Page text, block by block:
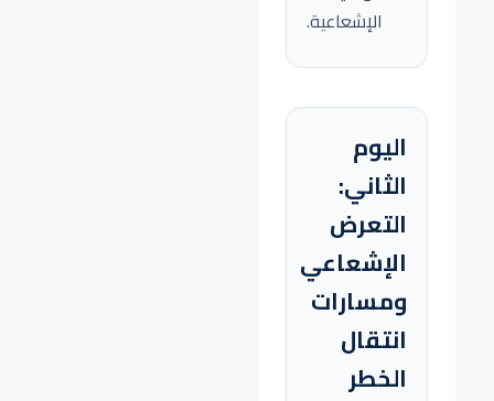
الإشعاعية.
اليوم
الثاني:
التعرض
الإشعاعي
ومسارات
انتقال
الخطر